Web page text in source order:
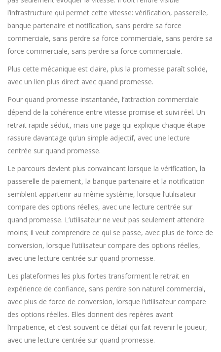
l’infrastructure qui permet cette vitesse: vérification, passerelle,
banque partenaire et notification, sans perdre sa force
commerciale, sans perdre sa force commerciale, sans perdre sa
force commerciale, sans perdre sa force commerciale.
Plus cette mécanique est claire, plus la promesse paraît solide,
avec un lien plus direct avec quand promesse.
Pour quand promesse instantanée, l’attraction commerciale
dépend de la cohérence entre vitesse promise et suivi réel. Un
retrait rapide séduit, mais une page qui explique chaque étape
rassure davantage qu’un simple adjectif, avec une lecture
centrée sur quand promesse.
Le parcours devient plus convaincant lorsque la vérification, la
passerelle de paiement, la banque partenaire et la notification
semblent appartenir au même système, lorsque l’utilisateur
compare des options réelles, avec une lecture centrée sur
quand promesse. L’utilisateur ne veut pas seulement attendre
moins; il veut comprendre ce qui se passe, avec plus de force de
conversion, lorsque l’utilisateur compare des options réelles,
avec une lecture centrée sur quand promesse.
Les plateformes les plus fortes transforment le retrait en
expérience de confiance, sans perdre son naturel commercial,
avec plus de force de conversion, lorsque l’utilisateur compare
des options réelles. Elles donnent des repères avant
l’impatience, et c’est souvent ce détail qui fait revenir le joueur,
avec une lecture centrée sur quand promesse.